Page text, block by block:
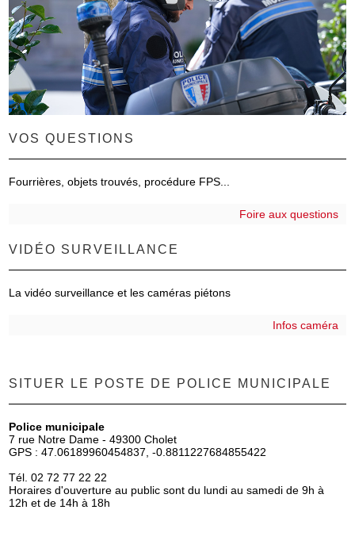
VOS QUESTIONS
Fourrières, objets trouvés, procédure FPS...
Foire aux questions
VIDÉO SURVEILLANCE
La vidéo surveillance et les caméras piétons
Infos caméra
SITUER LE POSTE DE POLICE MUNICIPALE
Police municipale
7 rue Notre Dame - 49300 Cholet
GPS : 47.06189960454837, -0.8811227684855422
Tél. 02 72 77 22 22
Horaires d'ouverture au public sont du lundi au samedi de 9h à
12h et de 14h à 18h